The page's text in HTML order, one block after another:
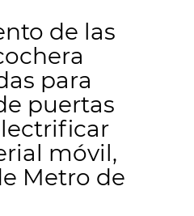
de las
para
puertas
móvil,
Metro de